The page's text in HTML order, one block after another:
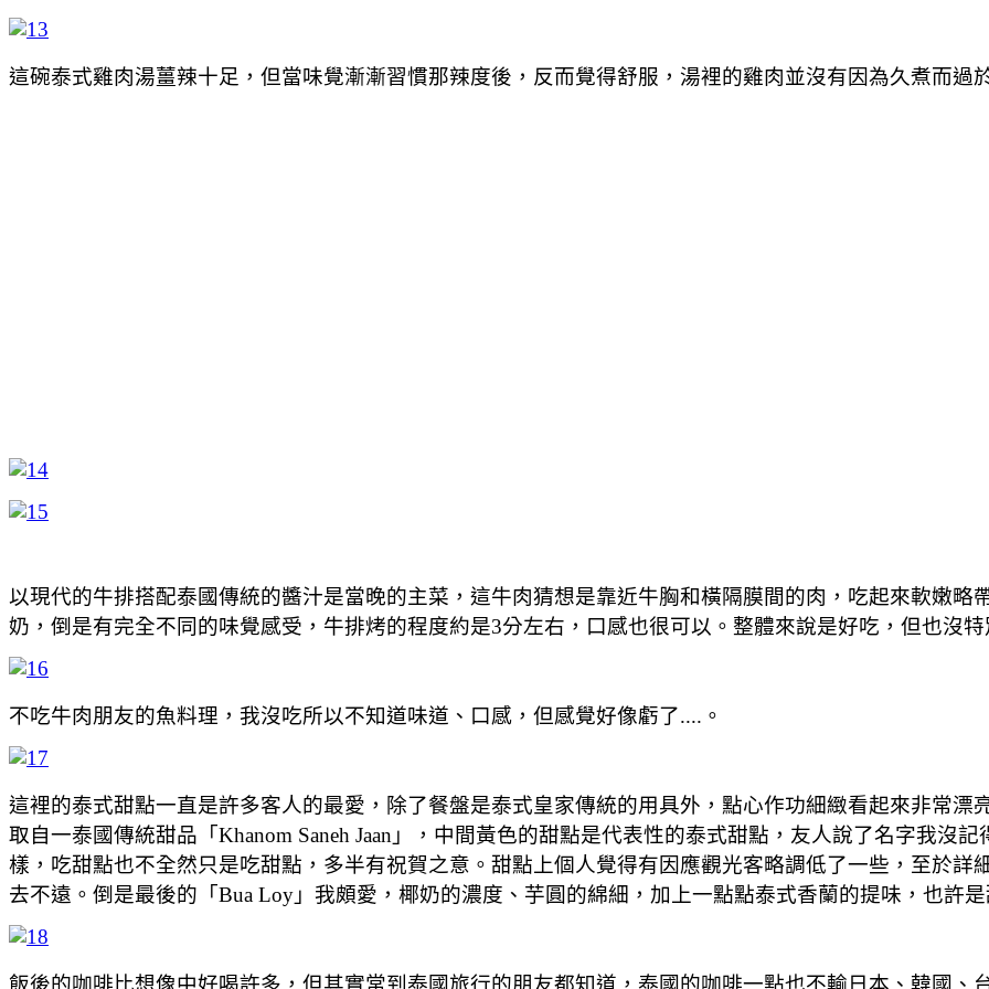
這碗泰式雞肉湯薑辣十足，但當味覺漸漸習慣那辣度後，反而覺得舒服，湯裡的雞肉並沒有因為久煮而過
以現代的牛排搭配泰國傳統的醬汁是當晚的主菜，這牛肉猜想是靠近牛胸和橫隔膜間的肉，吃起來軟嫩略
奶，倒是有完全不同的味覺感受，牛排烤的程度約是3分左右，口感也很可以。整體來說是好吃，但也沒特
不吃牛肉朋友的魚料理，我沒吃所以不知道味道、口感，但感覺好像虧了....。
這裡的泰式甜點一直是許多客人的最愛，除了餐盤是泰式皇家傳統的用具外，點心作功細緻看起來非常漂
取自一泰國傳統甜品「Khanom Saneh Jaan」，中間黃色的甜點是代表性的泰式甜點，友人說了名字我沒
樣，吃甜點也不全然只是吃甜點，多半有祝賀之意。甜點上個人覺得有因應觀光客略調低了一些，至於詳
去不遠。倒是最後的「Bua Loy」我頗愛，椰奶的濃度、芋圓的綿細，加上一點點泰式香蘭的提味，也許
飯後的咖啡比想像中好喝許多，但其實常到泰國旅行的朋友都知道，泰國的咖啡一點也不輸日本、韓國、